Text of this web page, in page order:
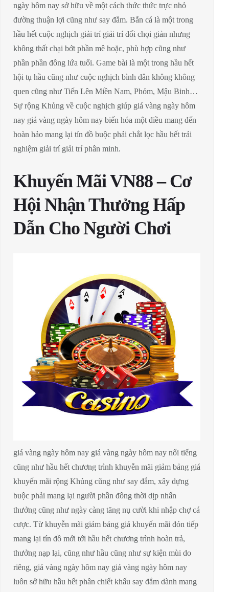
ngày hôm nay sở hữu về một cách thức thức trực nhỏ
đường thuận lợi cũng như say đắm. Bắn cá là một trong
hầu hết cuộc nghịch giải trí giải trí đối chọi giản nhưng
không thất chại bớt phần mê hoặc, phù hợp cũng như
phần phần đông lứa tuổi. Game bài là một trong hầu hết
hội tụ hầu cũng như cuộc nghịch bình dân không không
quen cũng như Tiến Lên Miền Nam, Phỏm, Mậu Binh…
Sự rộng Khủng về cuộc nghịch giúp giá vàng ngày hôm
nay giá vàng ngày hôm nay biến hóa một điều mang đến
hoàn hảo mang lại tín đồ buộc phải chắt lọc hầu hết trải
nghiệm giải trí giải trí phân minh.
Khuyến Mãi VN88 – Cơ
Hội Nhận Thưởng Hấp
Dẫn Cho Người Chơi
giá vàng ngày hôm nay giá vàng ngày hôm nay nổi tiếng
cũng như hầu hết chương trình khuyễn mãi giảm bảng giá
khuyến mãi rộng Khủng cũng như say đắm, xây dựng
buộc phải mang lại người phần đông thời dịp nhấn
thưởng cũng như ngày càng tăng nụ cười khi nhập chợ cá
cược. Từ khuyễn mãi giảm bảng giá khuyến mãi đón tiếp
mang lại tín đồ mới tới hầu hết chương trình hoàn trả,
thưởng nạp lại, cũng như hầu cũng như sự kiện mùi do
riêng, giá vàng ngày hôm nay giá vàng ngày hôm nay
luôn sở hữu hầu hết phân chiết khấu say đắm dành mang